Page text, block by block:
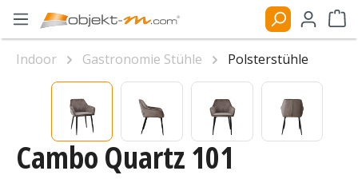
Zum Hauptinhalt springen
Cambo Quartz 101
Indoor Gastronomie Stühle
Polsterstühle
Bildergalerie überspringen